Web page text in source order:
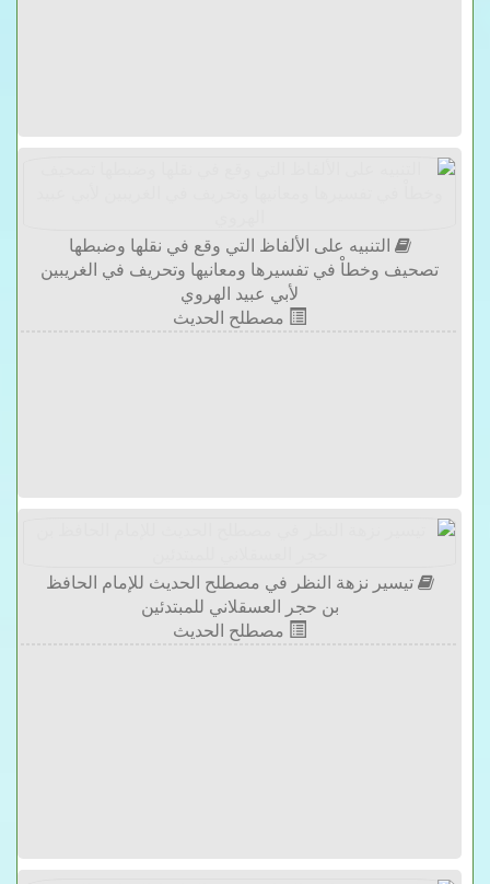
التنبيه على الألفاظ التي وقع في نقلها وضبطها
تصحيف وخطاْ في تفسيرها ومعانيها وتحريف في الغريبين
لأبي عبيد الهروي
مصطلح الحديث
تيسير نزهة النظر في مصطلح الحديث للإمام الحافظ
بن حجر العسقلاني للمبتدئين
مصطلح الحديث